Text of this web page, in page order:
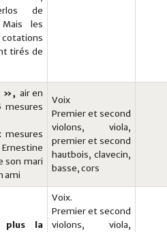
de
Mais les
tirés de
», air en
mesures
mesures
son mari
ami
Voix
Premier et second
violons, viola,
premier et second
hautbois, clavecin,
basse, cors
plus la
Voix.
Premier et second
violons, viola,